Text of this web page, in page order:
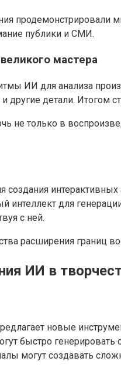
продемонстрировали
публики и СМИ.
мастера
ИИ для анализа
детали. Итогом
не только в
интерактивных
интеллект для
с ней.
расширения границ
ИИ в
новые
быстро генерировать
могут создавать